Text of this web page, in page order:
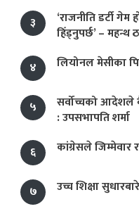
३
‘राजनीति डर्टी गेम
हिँड्नुपर्छ’ – महन्थ
४
लियोनल मेसीका
५
सर्वोच्चको
: उपसभापति शर्मा
६
कांग्रेसले जिम्मेवार
७ उच्च शिक्षा